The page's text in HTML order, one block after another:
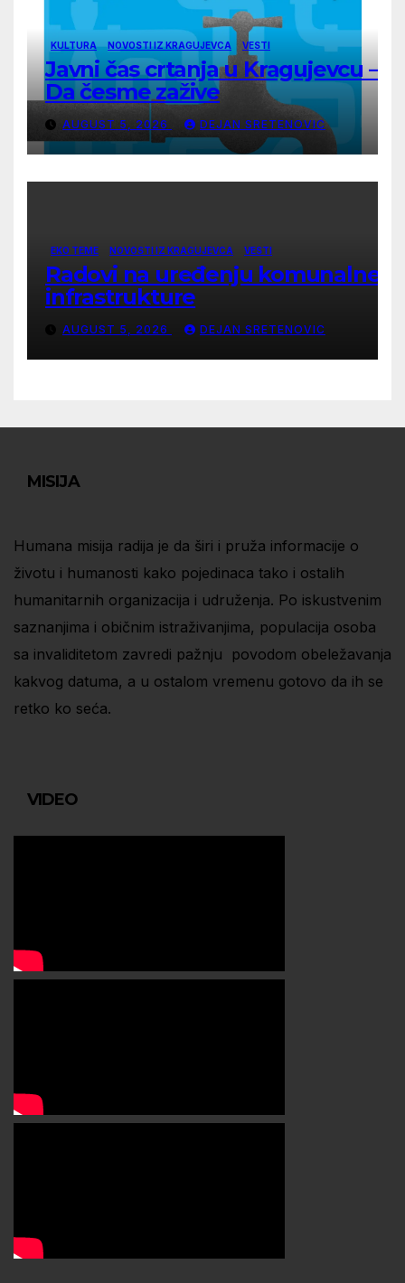
KULTURA NOVOSTI IZ KRAGUJEVCA VESTI
Javni čas crtanja u Kragujevcu –
Da česme zažive
AUGUST 5, 2026 DEJAN SRETENOVIC
EKO TEME NOVOSTI IZ KRAGUJEVCA VESTI
Radovi na uređenju komunalne
infrastrukture
AUGUST 5, 2026 DEJAN SRETENOVIC
MISIJA
Humana misija radija je da širi i pruža informacije o
životu i humanosti kako pojedinaca tako i ostalih
humanitarnih organizacija i udruženja. Po iskustvenim
saznanjima i običnim istraživanjima, populacija osoba
sa invaliditetom zavredi pažnju povodom obeležavanja
kakvog datuma, a u ostalom vremenu gotovo da ih se
retko ko seća.
VIDEO